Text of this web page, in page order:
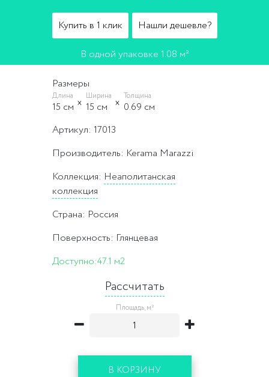
Купить в 1 клик Нашли дешевле?
В одной упаковке 1.08 м²
Размеры
Длина
15 cм
Ширина
15 cм
Толщина
0.69 cм
Артикул: 17013
Производитель: Kerama Marazzi
Коллекция: Неаполитанская
коллекция
Страна: Россия
Поверхность: Глянцевая
Доступно:47.1 м2
Рассчитать
Площадь, м²
В КОРЗИНУ